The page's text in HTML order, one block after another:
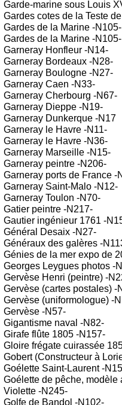
Garde-marine sous Louis
Gardes cotes de la Teste
Gardes de la Marine -N105-
Gardes de la Marine -N105-
Garneray Honfleur -N14-
Garneray Bordeaux -N28-
Garneray Boulogne -N27-
Garneray Caen -N33-
Garneray Cherbourg -N67-
Garneray Dieppe -N19-
Garneray Dunkerque -N17
Garneray le Havre -N11-
Garneray le Havre -N36-
Garneray Marseille -N15-
Garneray peintre -N206-
Garneray ports de France -
Garneray Saint-Malo -N12-
Garneray Toulon -N70-
Gatier peintre -N217-
Gautier ingénieur 1761 -
Général Desaix -N27-
Généraux des galères -
Génies de la mer expo de
Georges Leygues photos -
Gervèse Henri (peintre) -
Gervèse (cartes postales) -
Gervèse (uniformologue) -
Gervèse -N57-
Gigantisme naval -N82-
Girafe flûte 1805 -N157-
Gloire frégate cuirassée
Gobert (Constructeur à
Goélette Saint-Laurent -
Goélette de pêche,
Violette -N245-
Golfe de Bandol -N102-